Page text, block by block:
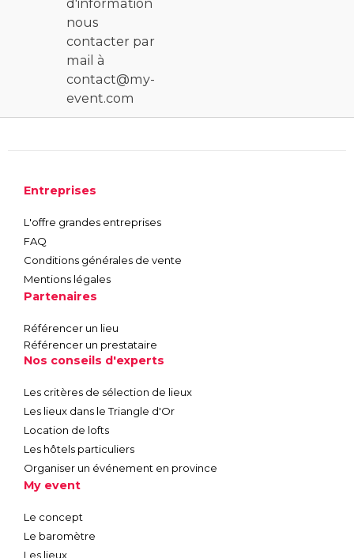
nous
contacter par
mail à
contact@my-
event.com
Entreprises
L'offre grandes entreprises
FAQ
Conditions générales de vente
Mentions légales
Partenaires
Référencer un lieu
Référencer un prestataire
Nos conseils d'experts
Les critères de sélection de lieux
Les lieux dans le Triangle d'Or
Location de lofts
Les hôtels particuliers
Organiser un événement en province
My event
Le concept
Le baromètre
Les lieux